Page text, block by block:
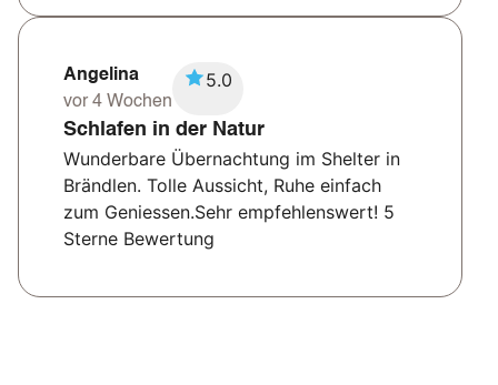
Angelina
vor 4 Wochen
5.0
Schlafen in der Natur
Wunderbare Übernachtung im Shelter in
Brändlen. Tolle Aussicht, Ruhe einfach
zum Geniessen.Sehr empfehlenswert! 5
Sterne Bewertung